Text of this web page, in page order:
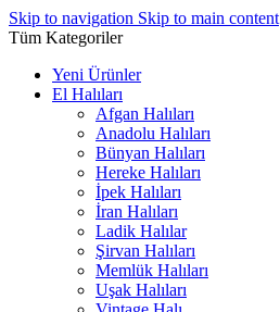
Skip to navigation Skip to main content
Tüm Kategoriler
Yeni Ürünler
El Halıları
Afgan Halıları
Anadolu Halıları
Bünyan Halıları
Hereke Halıları
İpek Halıları
İran Halıları
Ladik Halılar
Şirvan Halıları
Memlük Halıları
Uşak Halıları